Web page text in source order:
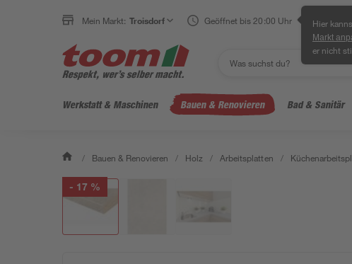
Mein Markt: Troisdorf Geöffnet bis 20:00 Uhr Hier
Markt
er nicht
Werkstatt & Maschinen Bauen & Renovieren Bad & Sanitär
/ Bauen & Renovieren / Holz / Arbeitsplatten /
- 17 %